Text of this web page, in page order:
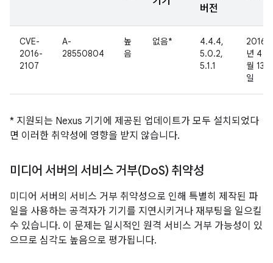
버전
CVE-
2016-
2107
A-
28550804
높
음
없음*
4.4.4,
5.0.2,
5.1.1
2016
년 4
월 13
일
* 지원되는 Nexus 기기에 제공된 업데이트가 모두 설치되었다
면 이러한 취약성에 영향을 받지 않습니다.
미디어 서버의 서비스 거부(DoS) 취약성
미디어 서버의 서비스 거부 취약성으로 인해 특별히 제작된 파
일을 사용하는 공격자가 기기를 지연시키거나 재부팅을 일으킬
수 있습니다. 이 문제는 일시적인 원격 서비스 거부 가능성이 있
으므로 심각도 높음으로 평가됩니다.